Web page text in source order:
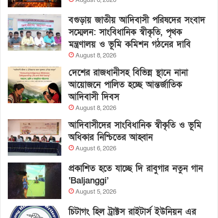
বগুড়ায় জাতীয় আদিবাসী পরিষদের সংবাদ
সম্মেলন: সাংবিধানিক স্বীকৃতি, পৃথক
মন্ত্রণালয় ও ভূমি কমিশন গঠনের দাবি
August 8, 2026
দেশের রাজধানীসহ বিভিন্ন স্থানে নানা
আয়োজনে পালিত হচ্ছে আন্তর্জাতিক
আদিবাসী দিবস
August 8, 2026
আদিবাসীদের সাংবিধানিক স্বীকৃতি ও ভূমি
অধিকার নিশ্চিতের আহ্বান
August 6, 2026
প্রকাশিত হতে যাচ্ছে দি রাবুগার নতুন গান
‘Baljanggi’
August 5, 2026
চিটাগং হিল ট্রাক্টস রাইটার্স ইউনিয়ন এর